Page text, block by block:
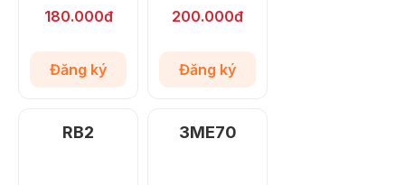
180.000đ
Đăng ký
200.000đ
Đăng ký
RB2 3ME70